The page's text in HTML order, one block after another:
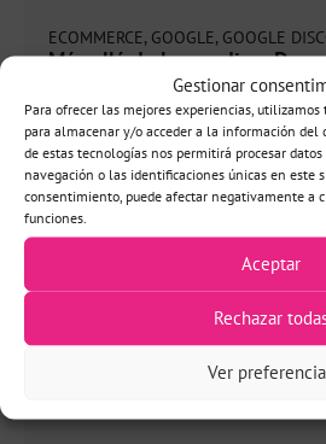
Gestionar
Para ofrecer las mejores experiencias,
para almacenar y/o acceder a la información
de estas tecnologías nos permitirá procesar
navegación o las identificaciones únicas en este
consentimiento, puede afectar negativamente a
funciones.
Aceptar
Rechazar
Ver
ECOMMERCE, GOOGLE, GOOGLE
Más allá de los medios:
Discover en ecommerce
05/04/2025
¿Sabías que Google Discover no es
canal de tráfico que también puede
nuevos usuarios y un nuevo tipo
no conoce nuestra marca, nuestros